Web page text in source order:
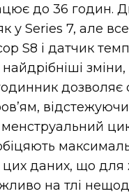
до 36 годин.
у Series 7, але
S8 і датчик
зміни,
дозволяє
відстежуючи
даних, що для
на тлі